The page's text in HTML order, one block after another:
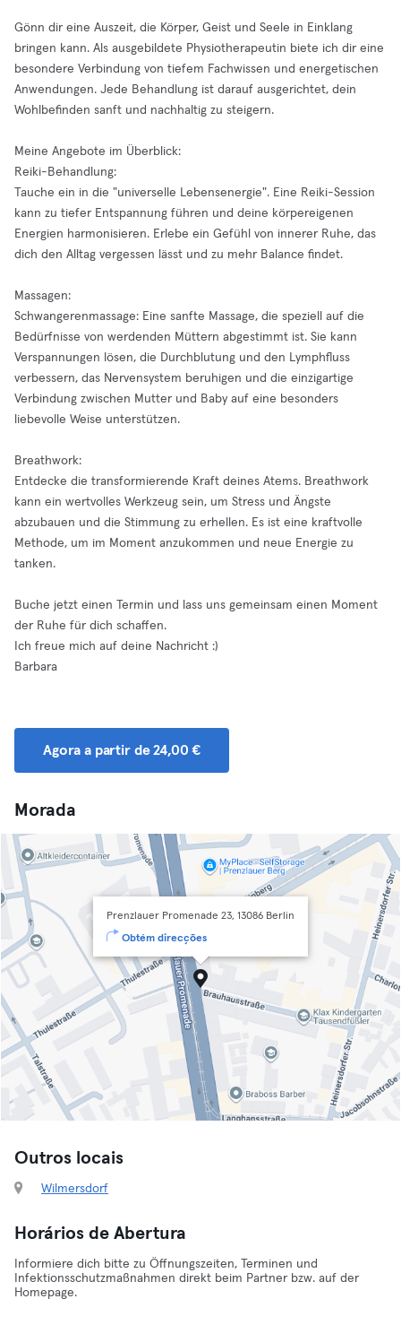
Gönn dir eine Auszeit, die Körper, Geist und Seele in Einklang
bringen kann. Als ausgebildete Physiotherapeutin biete ich dir eine
besondere Verbindung von tiefem Fachwissen und energetischen
Anwendungen. Jede Behandlung ist darauf ausgerichtet, dein
Wohlbefinden sanft und nachhaltig zu steigern.
Meine Angebote im Überblick:
Reiki-Behandlung:
Tauche ein in die "universelle Lebensenergie". Eine Reiki-Session
kann zu tiefer Entspannung führen und deine körpereigenen
Energien harmonisieren. Erlebe ein Gefühl von innerer Ruhe, das
dich den Alltag vergessen lässt und zu mehr Balance findet.
Massagen:
Schwangerenmassage: Eine sanfte Massage, die speziell auf die
Bedürfnisse von werdenden Müttern abgestimmt ist. Sie kann
Verspannungen lösen, die Durchblutung und den Lymphfluss
verbessern, das Nervensystem beruhigen und die einzigartige
Verbindung zwischen Mutter und Baby auf eine besonders
liebevolle Weise unterstützen.
Breathwork:
Entdecke die transformierende Kraft deines Atems. Breathwork
kann ein wertvolles Werkzeug sein, um Stress und Ängste
abzubauen und die Stimmung zu erhellen. Es ist eine kraftvolle
Methode, um im Moment anzukommen und neue Energie zu
tanken.
Buche jetzt einen Termin und lass uns gemeinsam einen Moment
der Ruhe für dich schaffen.
Ich freue mich auf deine Nachricht :)
Barbara
Agora a partir de 24,00 €
Morada
Prenzlauer Promenade 23, 13086 Berlin
Obtém direcções
Outros locais
Wilmersdorf
Horários de Abertura
Informiere dich bitte zu Öffnungszeiten, Terminen und
Infektionsschutzmaßnahmen direkt beim Partner bzw. auf der
Homepage.